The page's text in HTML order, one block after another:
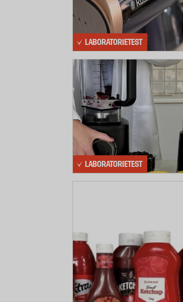
LABORATORIETEST
LABORATORIETEST